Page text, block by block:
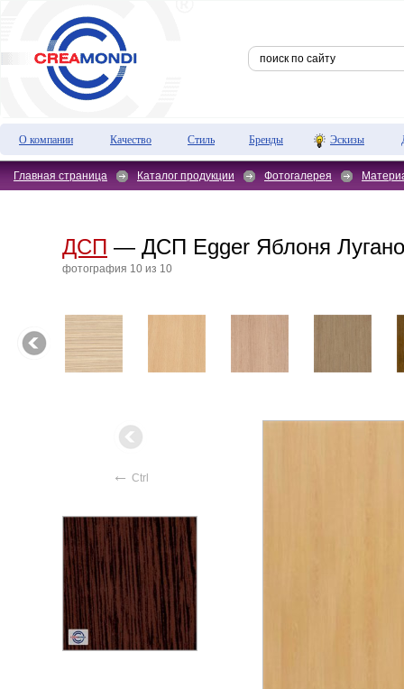
О компании Качество Стиль Бренды Эскизы
Главная страница Каталог продукции Фотогалерея
ДСП — ДСП Egger Яблоня
фотография 10 из 10
← Ctrl